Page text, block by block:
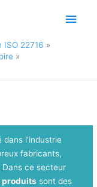
ISO 22716
l’industrie
fabricants,
ce secteur
produits sont des